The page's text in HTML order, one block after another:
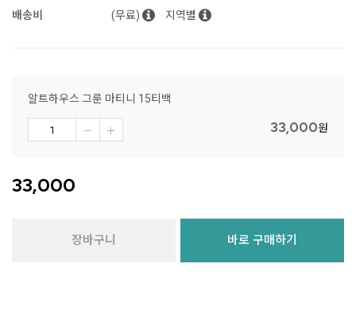
배송비
(무료) 지역별
알트하우스 그룬 마티니 15티백
33,000원
33,000
장바구니 바로 구매하기